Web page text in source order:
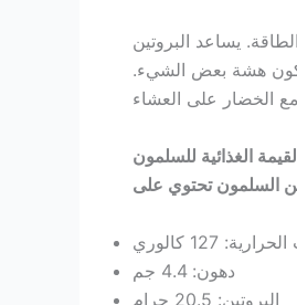
يساعد البروتين
تكون هشة بعض الشيء.
القيمة الغذائية للسلمون
127 كالوري
دهون: 4.4 جم
البروتين: 20.5 جرام